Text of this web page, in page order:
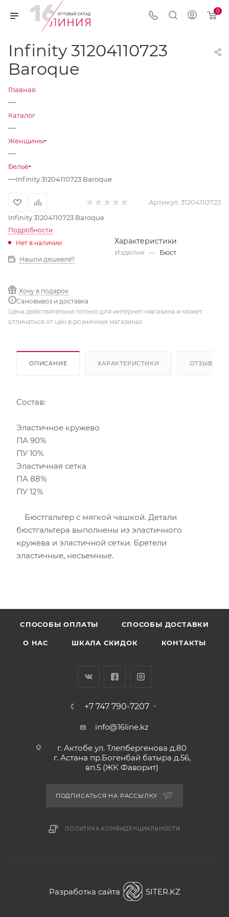
0
Infinity 31204110723
Baroque
Главная
—
Каталог
—
Женщины
—
Бельё
—Infinity 31204110723 Baroque
Артикул: 31204110723
Infinity 31204110723 Baroque
Подробности
Нет в наличии
Нашли дешевле?
Хочу в подарок
Самовывоз и доставка
Характеристики
Изделие — Бюст
Цена действительна только для интернет-магазина и может
отличаться от цен в розничных магазинах
ОПИСАНИЕ ХАРАКТЕРИСТИКИ ОТЗЫВЫ
Состав:
Эластичное кружево
ПА 90%
ПУ 10%
Эластичная сетка
ПА 88%
ПУ 12%
Бюстгальтер с мягкой чашкой. Детали
бюстгальтера выполнены из эластичного
кружева и эластичной сетки. Бретели
эластичные, несъемные.
CПОСОБЫ ОПЛАТЫ СПОСОБЫ ДОСТАВКИ
О НАС ШКАЛА СКИДОК КОНТАКТЫ
+7 747 790-7207
info@16line.kz
г. Актобе ул. Тлепбергенова д.80
г. Астана пр.Богенбай батыра д.56,
вп.5 (ЖК Фаворит)
ПОДПИСАТЬСЯ НА РАССЫЛКУ
ПОЛИТИКА КОНФИДЕНЦИАЛЬНОСТИ
Разработка сайта SITER.KZ